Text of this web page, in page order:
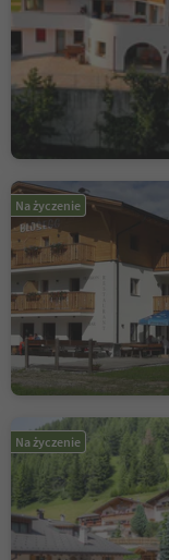
Na życzenie
Na życzenie